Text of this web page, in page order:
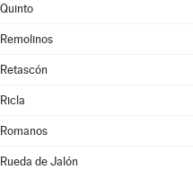
Quinto
Remolinos
Retascón
Ricla
Romanos
Rueda de Jalón